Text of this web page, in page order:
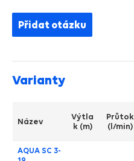
Přidat otázku
Varianty
Název
Výtla
k (m)
Průtok
(l/min)
AQUA SC 3-